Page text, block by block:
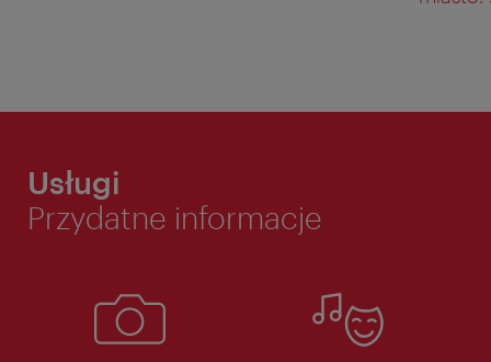
Usługi
Przydatne informacje